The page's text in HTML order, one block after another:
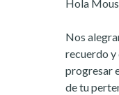
Hola
Nos
recuerdo y
progresar
de tu